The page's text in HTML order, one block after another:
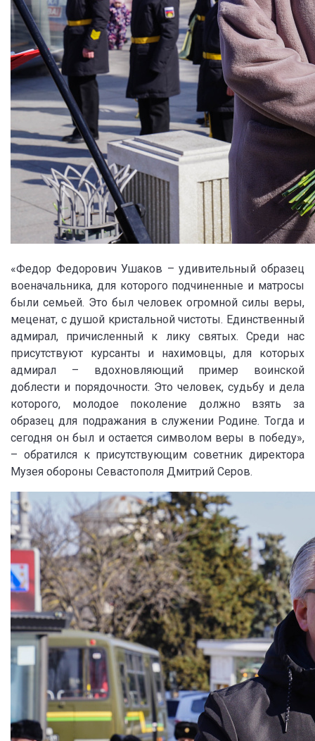
«Федор Федорович Ушаков – удивительный образец
военачальника, для которого подчиненные и матросы
были семьей. Это был человек огромной силы веры,
меценат, с душой кристальной чистоты. Единственный
адмирал, причисленный к лику святых. Среди нас
присутствуют курсанты и нахимовцы, для которых
адмирал – вдохновляющий пример воинской
доблести и порядочности. Это человек, судьбу и дела
которого, молодое поколение должно взять за
образец для подражания в служении Родине. Тогда и
сегодня он был и остается символом веры в победу»,
– обратился к присутствующим советник директора
Музея обороны Севастополя Дмитрий Серов.